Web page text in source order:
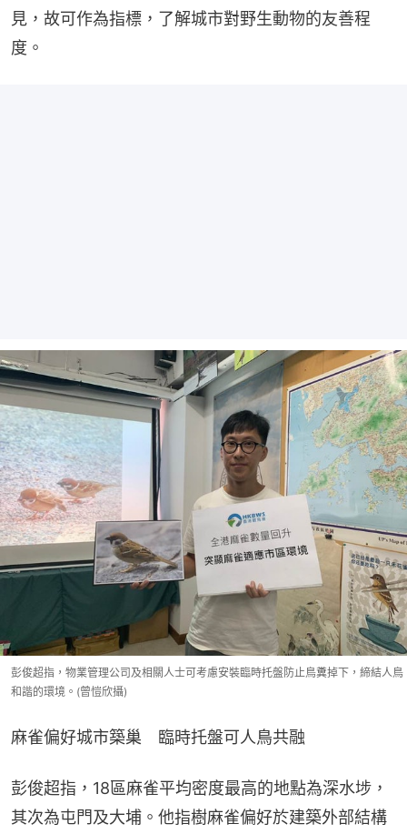
見，故可作為指標，了解城市對野生動物的友善程
度。
彭俊超指，物業管理公司及相關人士可考慮安裝臨時托盤防止鳥糞掉下，締結人鳥
和諧的環境。(曾愷欣攝)
麻雀偏好城市築巢　臨時托盤可人鳥共融
彭俊超指，18區麻雀平均密度最高的地點為深水埗，
其次為屯門及大埔。他指樹麻雀偏好於建築外部結構